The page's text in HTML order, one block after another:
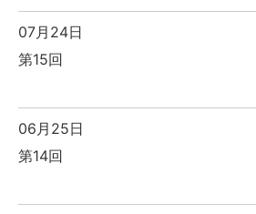
07月24日
第15回
06月25日
第14回